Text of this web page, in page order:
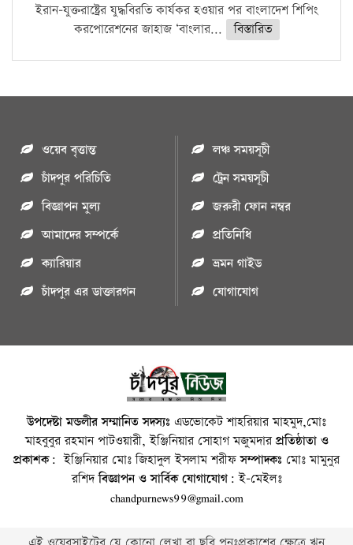
ইরান-যুক্তরাষ্ট্রের যুদ্ধবিরতি কার্যকর হওয়ার পর বাংলাদেশ শিপিং
করপোরেশনের জাহাজ ‘বাংলার...
বিস্তারিত
ওয়েব বৃত্তান্ত
চাঁদপুর পরিচিতি
বিজ্ঞাপন মুল্য
আমাদের সম্পর্কে
ক্যারিয়ার
চাঁদপুর এর ডাক্তারগন
লঞ্চ সময়সূচী
ট্রেন সময়সূচী
জরুরী ফোন নম্বর
প্রতিনিধি
ভ্রমন গাইড
যোগাযোগ
উপদেষ্টা মন্ডলীর সম্মানিত সদস্যঃ এডভোকেট শাহরিয়ার মাহমুদ,মোঃ
মাহবুবুর রহমান পাটওয়ারী, ইঞ্জিনিয়ার সোহাগ মজুমদারপ্রতিষ্ঠাতা ও
প্রকাশক: ইঞ্জিনিয়ার মোঃ জিহাদুল ইসলাম শরীফসম্পাদকঃ মোঃ মামুনুর
রশিদবিজ্ঞাপন ও সার্বিক যোগাযোগ: ই-মেইলঃ
chandpurnews99@gmail.com